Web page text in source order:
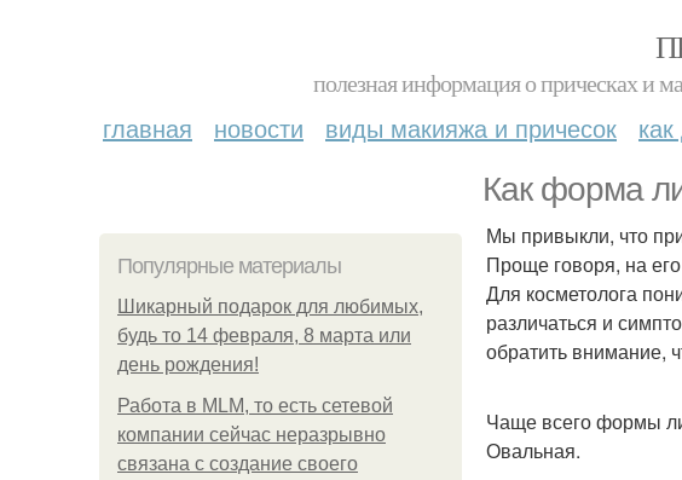
полезная информация о прическах и
главная новости виды макияжа и причесок
Как форма
Популярные материалы
Шикарный подарок для любимых,
будь то 14 февраля, 8 марта или
день рождения!
Работа в MLM, то есть сетевой
компании сейчас неразрывно
связана с создание своего
Мы привыкли, что
Проще говоря, на
Для косметолога
различаться и
обратить внимание,
Чаще всего формы
Овальная.